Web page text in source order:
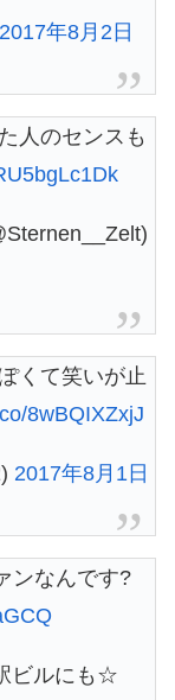
2017年8月2日
人のセンスも
くて笑いが止
8wBQIXZxjJ
2017年8月1日
ンなんです?
ビルにも☆